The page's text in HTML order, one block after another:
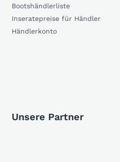
Bootshändlerliste
Inseratepreise für Händler
Händlerkonto
Unsere Partner